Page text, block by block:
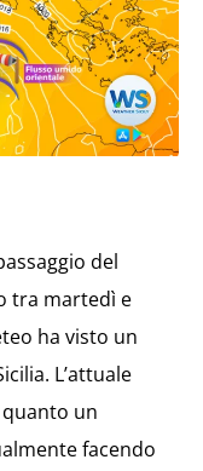
del
tra martedì e
ha visto un
L’attuale
un
facendo